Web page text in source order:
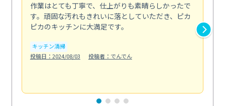
作業はとても丁寧で、仕上がりも素晴らしかったで
す。頑固な汚れもきれいに落としていただき、ピカ
ピカのキッチンに大満足です。
キッチン清掃
投稿日：2024/08/03
投稿者：でんでん